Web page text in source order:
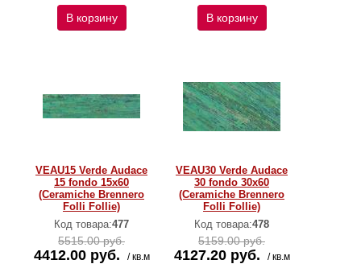
В корзину В корзину
VEAU15 Verde Audace
15 fondo 15x60
(Ceramiche Brennero
Folli Follie)
Код товара:477
5515.00 руб.
4412.00 руб. / кв.м
VEAU30 Verde Audace
30 fondo 30x60
(Ceramiche Brennero
Folli Follie)
Код товара:478
5159.00 руб.
4127.20 руб. / кв.м